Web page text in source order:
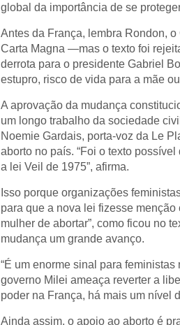
global da importância de se
Antes da França, lembra Rondon,
Carta Magna —mas o texto foi
derrota para o presidente Gabriel
estupro, risco de vida para a mãe
A aprovação da mudança
um longo trabalho da sociedade
Noemie Gardais, porta-voz da Le
aborto no país. “Foi o texto
a lei Veil de 1975”, afirma.
Isso porque organizações
para que a nova lei fizesse menção
mulher de abortar”, como ficou no
mudança um grande avanço.
“É um enorme sinal para
governo Milei ameaça reverter a
poder na França, há mais um nível
Ainda assim, o apoio ao aborto é